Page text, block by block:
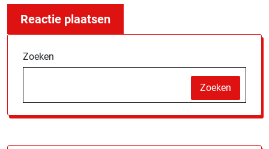
Zoeken
Zoeken